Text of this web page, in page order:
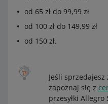
od 65 zł do 99,99 zł
od 100 zł do 149,99 zł
od 150 zł.
Jeśli sprzedajesz
zapoznaj się z
przesyłki Allegro